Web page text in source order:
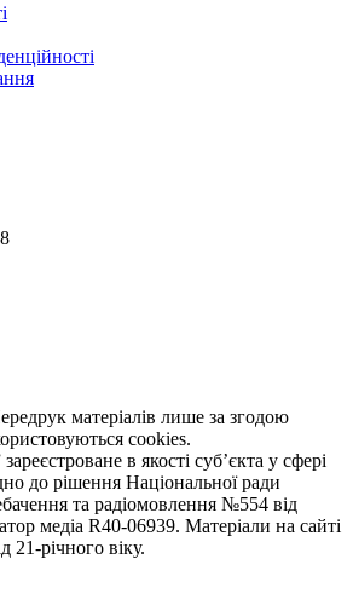
матеріалів лише за згодою
cookies.
в якості суб’єкта у сфері
до рішення Національної ради
та радіомовлення №554 від
медіа R40-06939. Матеріали на сайті
21-річного віку.